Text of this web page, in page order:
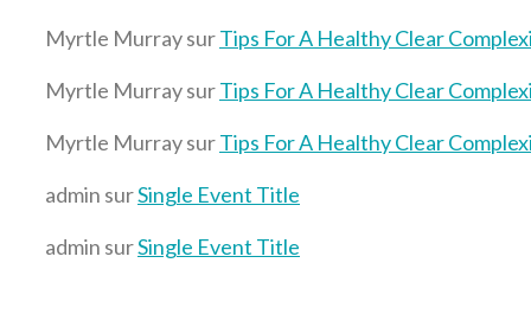
Myrtle MurraysurTips For A Healthy Clear
Myrtle MurraysurTips For A Healthy Clear
Myrtle MurraysurTips For A Healthy Clear
admin surSingle Event Title
admin surSingle Event Title